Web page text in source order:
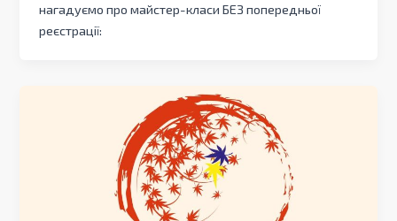
нагадуємо про майстер-класи БЕЗ попередньої
реєстрації: